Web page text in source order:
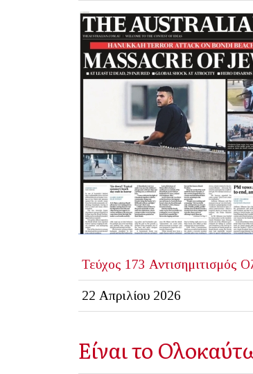
Τεύχος 173 Αντισημιτισμός
22 Απριλίου 2026
Είναι το